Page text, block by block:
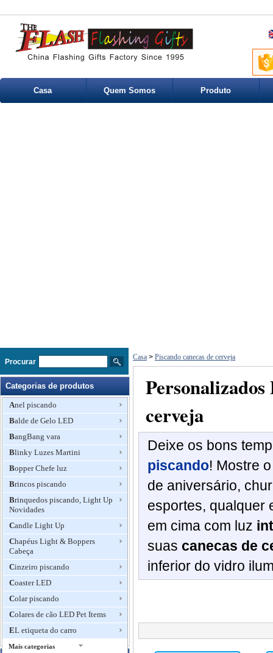
Casa Quem Somos Produto
Procurar
Categorias de produtos
Anel piscando
Balde de Gelo LED
BangBang vara
Blinky Luzes Martini
Bopper Chefe luz
Brincos piscando
Brinquedos piscando, Light Up
Novidades
Candle Light Up
Chapéus Light & Boppers
Cabeça
Cinzeiro piscando
Coaster LED
Colar piscando
Colares de cão LED Pet Items
EL etiqueta do carro
Mais categorias
Casa > Piscando canecas de cerveja
cerveja
Deixe os bons
piscando! Mostre
de aniversário,
esportes, qualquer
em cima com luz
suas canecas de
inferior do vidro